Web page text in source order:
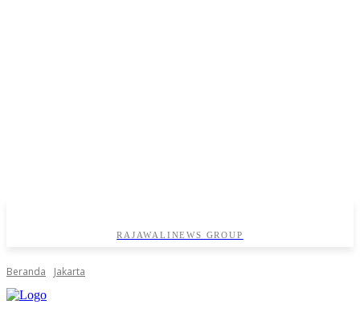
RAJAWALINEWS GROUP
Beranda Jakarta